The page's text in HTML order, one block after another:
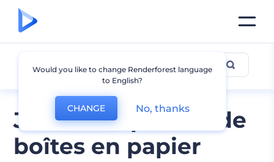
Jolies maquettes de
boîtes en papier
Maquette de boîte
Would you like to change Renderforest language
to English?
CHANGE No, thanks